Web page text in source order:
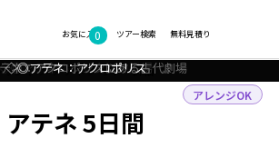
お気に入り
0 無料見積り
ツアー検索
リシャ アテネ ツアー詳細
アテネ 5日間
アレンジOK
◇◎アテネ：ゼウス神殿
◇◎アテネ：シンタグマ広場
：アクロポリスにある古代劇場
◇◎アテネ：アクロポリス
フォトギャラリー